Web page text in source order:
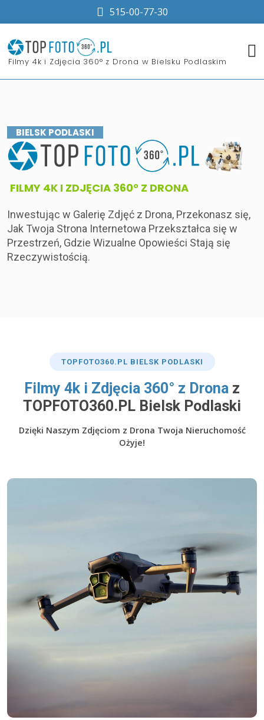
515-00-77-30
​Filmy 4k i Zdjęcia 360° z Drona w Bielsku Podlaskim
BIELSK PODLASKI
​FILMY 4K I ZDJĘCIA 360° Z DRONA
Inwestując w Galerię Zdjęć z Drona, Przekonasz się,
Jak Twoja Strona Internetowa Przekształca się w
Przestrzeń, Gdzie Wizualne Opowieści Stają się
Rzeczywistością.
TOP FOTO360.PL BIELSK PODLASKI
​Filmy 4k i Zdjęcia 360° z Drona z
TOPFOTO360.PL Bielsk Podlaski
Dzięki Naszym Zdjęciom z Drona Twoja Nieruchomość
Ożyje!